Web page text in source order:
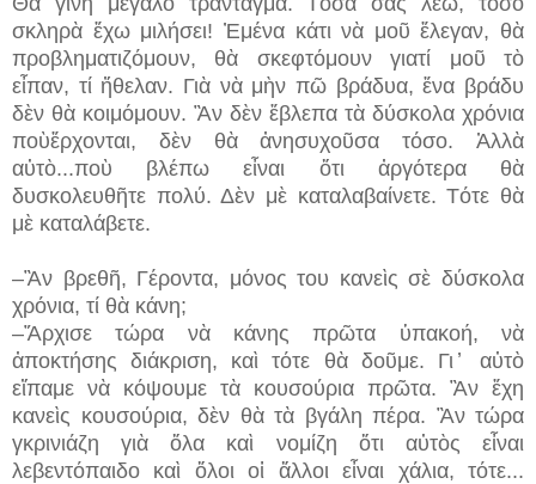
σκληρὰ ἔχω μιλήσει! Ἐμένα κάτι νὰ μοῦ ἔλεγαν, θὰ
προβληματιζόμουν, θὰ σκεφτόμουν γιατί μοῦ τὸ
εἶπαν, τί ἤθελαν. Γιὰ νὰ μὴν πῶ βράδυα, ἕνα βράδυ
δὲν θὰ κοιμόμουν. Ἂν δὲν ἔβλεπα τὰ δύσκολα χρόνια
ποὺἔρχονται, δὲν θὰ ἀνησυχοῦσα τόσο. Ἀλλὰ
αὐτὸ...ποὺ βλέπω εἶναι ὅτι ἀργότερα θὰ
δυσκολευθῆτε πολύ. Δὲν μὲ καταλαβαίνετε. Τότε θὰ
μὲ καταλάβετε.
–Ἂν βρεθῆ, Γέροντα, μόνος του κανεὶς σὲ δύσκολα
χρόνια, τί θὰ κάνη;
–Ἄρχισε τώρα νὰ κάνης πρῶτα ὑπακοή, νὰ
ἀποκτήσης διάκριση, καὶ τότε θὰ δοῦμε. Γι ̓ αὐτὸ
εἴπαμε νὰ κόψουμε τὰ κουσούρια πρῶτα. Ἂν ἔχη
κανεὶς κουσούρια, δὲν θὰ τὰ βγάλη πέρα. Ἂν τώρα
γκρινιάζη γιὰ ὅλα καὶ νομίζη ὅτι αὐτὸς εἶναι
λεβεντόπαιδο καὶ ὅλοι οἱ ἄλλοι εἶναι χάλια, τότε...